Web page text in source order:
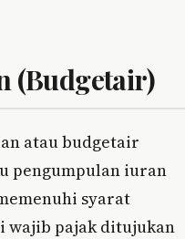
(Budgetair)
atau budgetair
pengumpulan iuran
syarat
wajib pajak ditujukan